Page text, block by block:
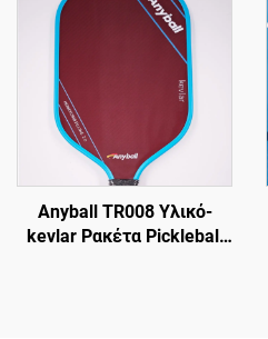
παραλία
Anyball TR008 Υλικό-
kevlar Ρακέτα Pickleball